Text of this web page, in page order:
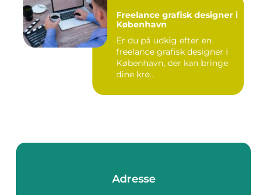
Freelance grafisk designer i
København
Er du på udkig efter en
freelance grafisk designer i
København, der kan bringe
dine kre...
Adresse